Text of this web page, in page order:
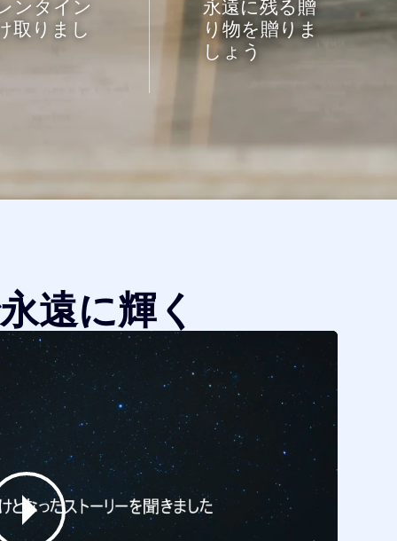
ンタイン
取りまし
永遠に残る贈
り物を贈りま
しょう
遠に輝く